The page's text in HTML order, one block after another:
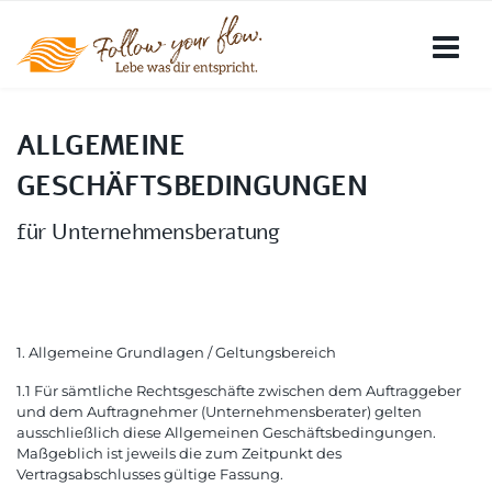
ALLGEMEINE
GESCHÄFTSBEDINGUNGEN
für Unternehmensberatung
1. Allgemeine Grundlagen / Geltungsbereich
1.1 Für sämtliche Rechtsgeschäfte zwischen dem Auftraggeber
und dem Auftragnehmer (Unternehmensberater) gelten
ausschließlich diese Allgemeinen Geschäftsbedingungen.
Maßgeblich ist jeweils die zum Zeitpunkt des
Vertragsabschlusses gültige Fassung.